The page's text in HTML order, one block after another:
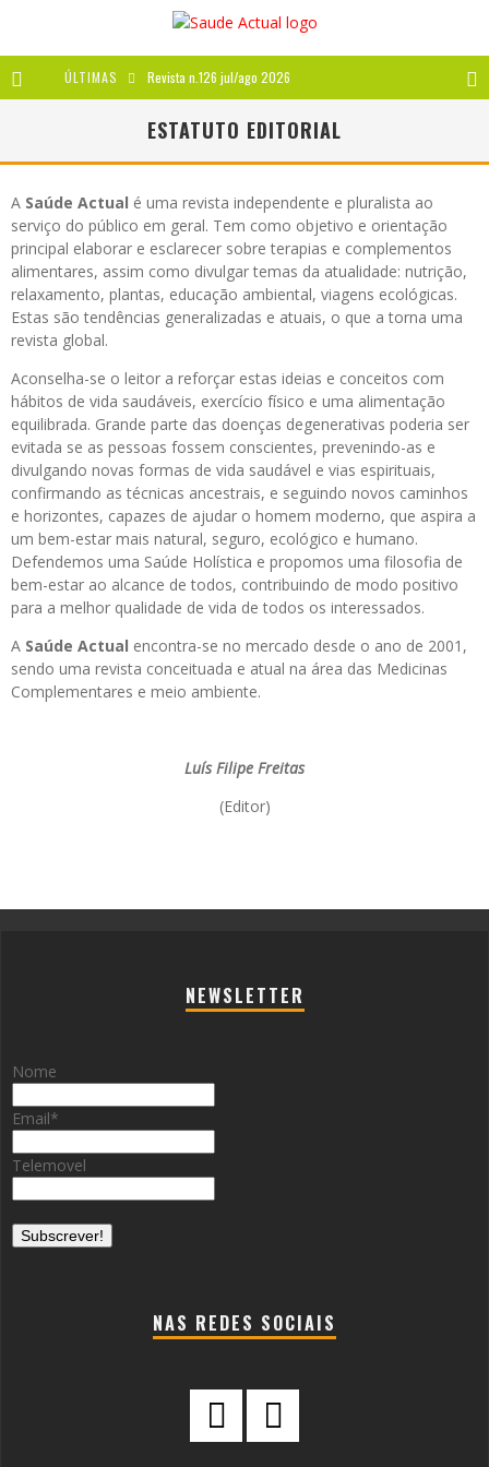
ÚLTIMAS Revista n.126 jul/ago 2026
Revista n.125 mai/jun 2026
Revista n.124 mar/abr 2026
A IMPORTÂNCIA DOS ANTIOXIDANTES
ESTATUTO EDITORIAL
A Saúde Actual é uma revista independente e pluralista ao
serviço do público em geral. Tem como objetivo e orientação
principal elaborar e esclarecer sobre terapias e complementos
alimentares, assim como divulgar temas da atualidade: nutrição,
relaxamento, plantas, educação ambiental, viagens ecológicas.
Estas são tendências generalizadas e atuais, o que a torna uma
revista global.
Aconselha-se o leitor a reforçar estas ideias e conceitos com
hábitos de vida saudáveis, exercício físico e uma alimentação
equilibrada. Grande parte das doenças degenerativas poderia ser
evitada se as pessoas fossem conscientes, prevenindo-as e
divulgando novas formas de vida saudável e vias espirituais,
confirmando as técnicas ancestrais, e seguindo novos caminhos
e horizontes, capazes de ajudar o homem moderno, que aspira a
um bem-estar mais natural, seguro, ecológico e humano.
Defendemos uma Saúde Holística e propomos uma filosofia de
bem-estar ao alcance de todos, contribuindo de modo positivo
para a melhor qualidade de vida de todos os interessados.
A Saúde Actual encontra-se no mercado desde o ano de 2001,
sendo uma revista conceituada e atual na área das Medicinas
Complementares e meio ambiente.
Luís Filipe Freitas
(Editor)
NEWSLETTER
Nome
Email*
Telemovel
NAS REDES SOCIAIS